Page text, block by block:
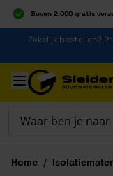
Boven 2.000 gratis
Al 40 jaar dé specialist
Alles onder één dak
Ga naar de inhoud
Zakelijk bestellen?
Ga naar hoofdinhoud
Home /